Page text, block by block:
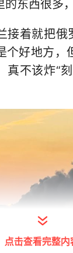
东西很多
接着就把俄
个好地方，
真不该炸“
点击查看完整内